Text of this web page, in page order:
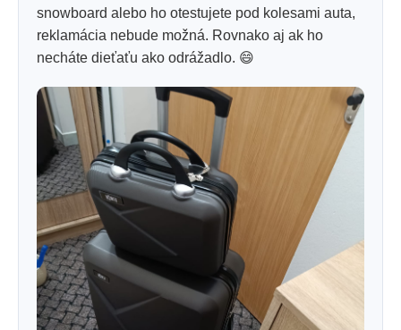
snowboard alebo ho otestujete pod kolesami auta,
reklamácia nebude možná. Rovnako aj ak ho
necháte dieťaťu ako odrážadlo. 😄